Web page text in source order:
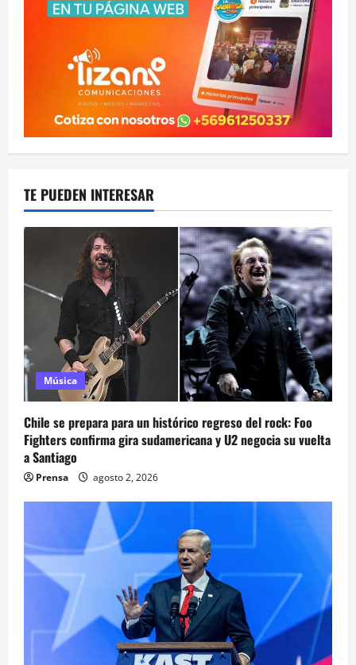
TE PUEDEN INTERESAR
Música
Chile se prepara para un histórico regreso del rock: Foo
Fighters confirma gira sudamericana y U2 negocia su vuelta
a Santiago
Prensa agosto 2, 2026